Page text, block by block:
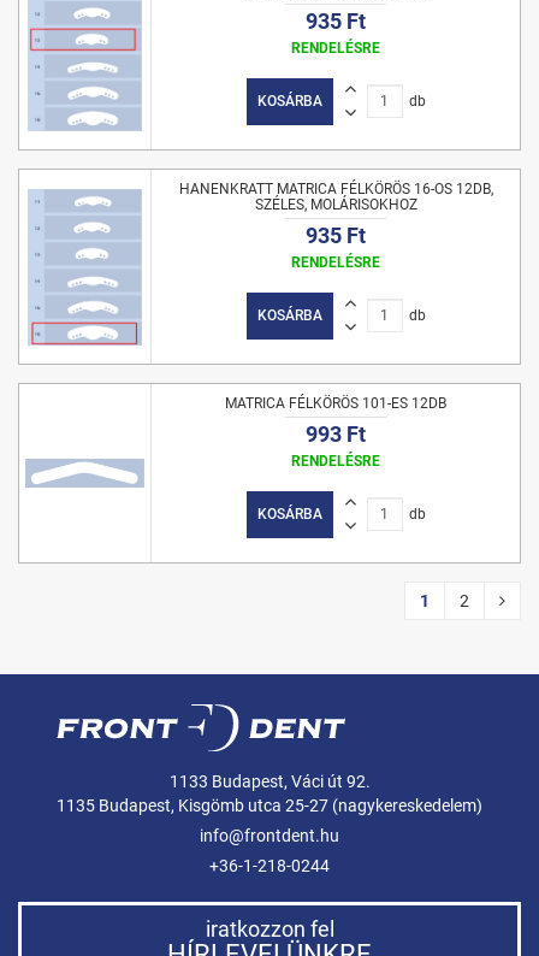
935 Ft
RENDELÉSRE
KOSÁRBA db
HANENKRATT MATRICA FÉLKÖRÖS 16-OS 12DB,
SZÉLES, MOLÁRISOKHOZ
935 Ft
RENDELÉSRE
KOSÁRBA db
MATRICA FÉLKÖRÖS 101-ES 12DB
993 Ft
RENDELÉSRE
KOSÁRBA db
1 2
1133 Budapest, Váci út 92.
1135 Budapest, Kisgömb utca 25-27 (nagykereskedelem)
info@frontdent.hu
+36-1-218-0244
iratkozzon fel